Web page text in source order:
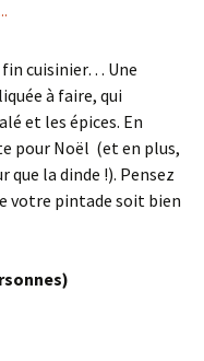
fin cuisinier… Une
à faire, qui
et les épices. En
pour Noël (et en plus,
que la dinde !). Pensez
votre pintade soit bien